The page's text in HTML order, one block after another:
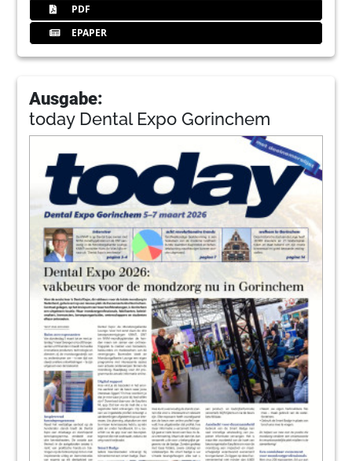
PDF
EPAPER
Ausgabe:
today Dental Expo Gorinchem